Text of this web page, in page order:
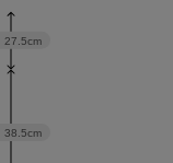
38.5cm
27.5cm